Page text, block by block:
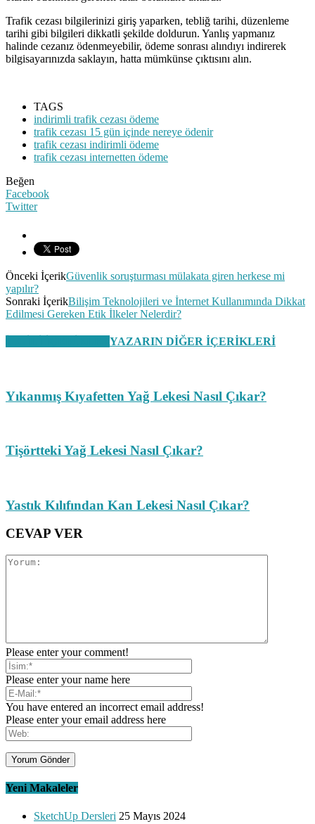
Trafik cezası bilgilerinizi giriş yaparken, tebliğ tarihi, düzenleme
tarihi gibi bilgileri dikkatli şekilde doldurun. Yanlış yapmanız
halinde cezanız ödenmeyebilir, ödeme sonrası alındıyı indirerek
bilgisayarınızda saklayın, hatta mümkünse çıktısını alın.
TAGS
indirimli trafik cezası ödeme
trafik cezası 15 gün içinde nereye ödenir
trafik cezası indirimli ödeme
trafik cezası internetten ödeme
Beğen
Facebook
Twitter
Önceki İçerikGüvenlik soruşturması mülakata giren herkese mi
yapılır?
Sonraki İçerikBilişim Teknolojileri ve İnternet Kullanımında Dikkat
Edilmesi Gereken Etik İlkeler Nelerdir?
YAZARIN DİĞER İÇERİKLERİ
Yıkanmış Kıyafetten Yağ Lekesi Nasıl Çıkar?
Tişörtteki Yağ Lekesi Nasıl Çıkar?
Yastık Kılıfından Kan Lekesi Nasıl Çıkar?
CEVAP VER
Please enter your comment!
Please enter your name here
You have entered an incorrect email address!
Please enter your email address here
Yeni Makaleler
SketchUp Dersleri 25 Mayıs 2024